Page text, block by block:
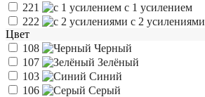
221
с 1 усилением
222
с 2 усилениями
Цвет
108
Черный
107
Зелёный
103
Синий
106
Серый